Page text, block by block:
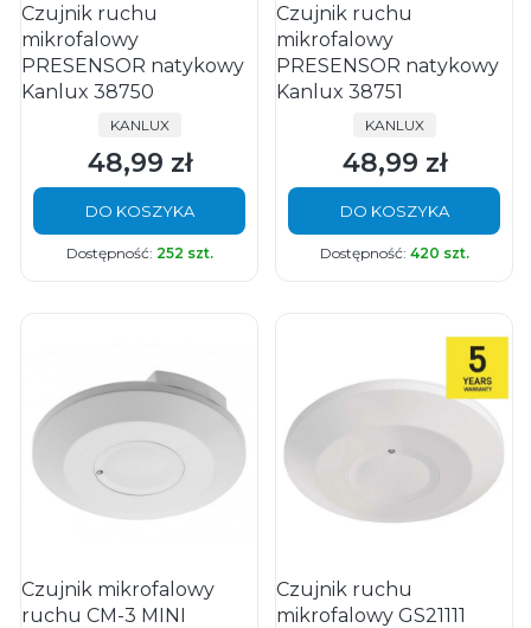
Czujnik ruchu
mikrofalowy
PRESENSOR natykowy
Kanlux 38750
PRODUCENT
KANLUX
Cena
48,99 zł
DO KOSZYKA
Dostępność: 252 szt.
Czujnik ruchu
mikrofalowy
PRESENSOR natykowy
Kanlux 38751
PRODUCENT
KANLUX
Cena
48,99 zł
DO KOSZYKA
Dostępność: 420 szt.
Czujnik mikrofalowy
ruchu CM-3 MINI
Czujnik ruchu
mikrofalowy GS21111